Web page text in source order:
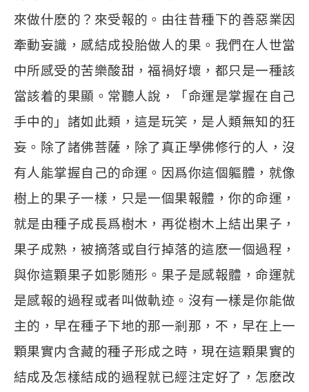
來做什麽的？來受報的。由往昔種下的善惡業因
牽動妄識，感結成投胎做人的果。我們在人世當
中所感受的苦樂酸甜，福禍好壞，都只是一種該
當該着的果顯。常聽人說，「命運是掌握在自己
手中的」諸如此類，這是玩笑，是人類無知的狂
妄。除了諸佛菩薩，除了真正學佛修行的人，沒
有人能掌握自己的命運。因爲你這個軀體，就像
樹上的果子一樣，只是一個果報體，你的命運，
就是由種子成長爲樹木，再從樹木上結出果子，
果子成熟，被摘落或自行掉落的這麽一個過程，
與你這顆果子如影随形。果子是感報體，命運就
是感報的過程或者叫做軌迹。沒有一樣是你能做
主的，早在種子下地的那一剎那，不，早在上一
顆果實内含藏的種子形成之時，現在這顆果實的
結成及怎樣結成的過程就已經注定好了，怎麽改